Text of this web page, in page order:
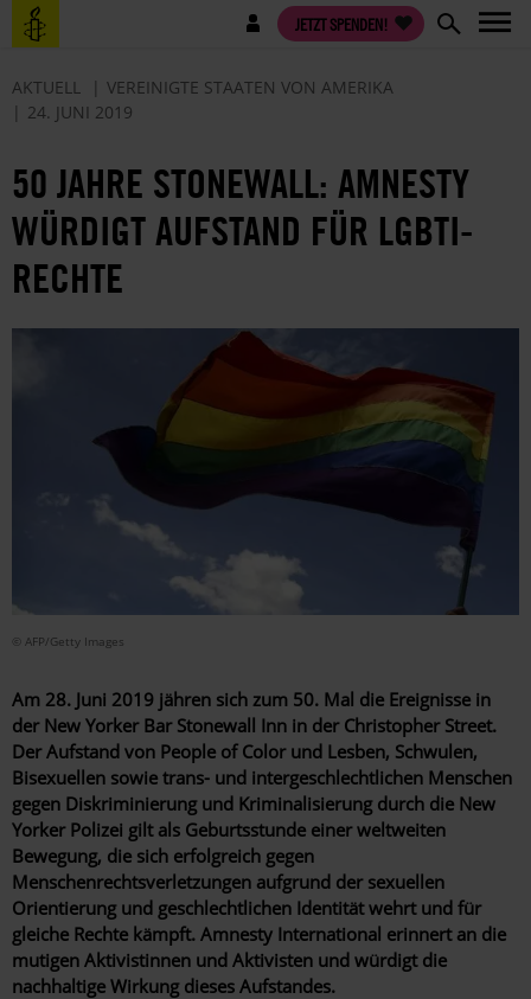
Direkt
zum
Benutzermenü JETZT SPENDEN!
AKTUELL
VEREINIGTE STAATEN VON AMERIKA
24. JUNI 2019
50 JAHRE STONEWALL: AMNESTY
WÜRDIGT AUFSTAND FÜR LGBTI-
RECHTE
© AFP/Getty Images
Am 28. Juni 2019 jähren sich zum 50. Mal die Ereignisse in
der New Yorker Bar Stonewall Inn in der Christopher Street.
Der Aufstand von People of Color und Lesben, Schwulen,
Bisexuellen sowie trans- und intergeschlechtlichen Menschen
gegen Diskriminierung und Kriminalisierung durch die New
Yorker Polizei gilt als Geburtsstunde einer weltweiten
Bewegung, die sich erfolgreich gegen
Menschenrechtsverletzungen aufgrund der sexuellen
Orientierung und geschlechtlichen Identität wehrt und für
gleiche Rechte kämpft. Amnesty International erinnert an die
mutigen Aktivistinnen und Aktivisten und würdigt die
nachhaltige Wirkung dieses Aufstandes.